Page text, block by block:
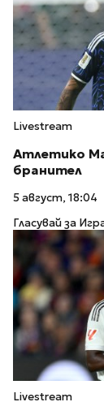
Livestream
Атлетико
бранител
5 август, 18:04
Гласувай за
Livestream